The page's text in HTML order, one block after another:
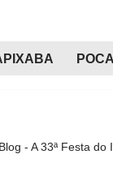
Blog - A 33ª Festa do